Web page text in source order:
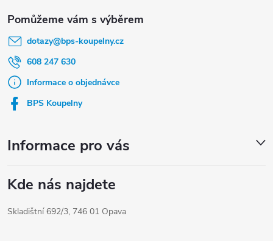
dotazy@bps-koupelny.cz
608 247 630
Informace o objednávce
BPS Koupelny
Informace pro vás
Kde nás najdete
Skladištní 692/3, 746 01 Opava